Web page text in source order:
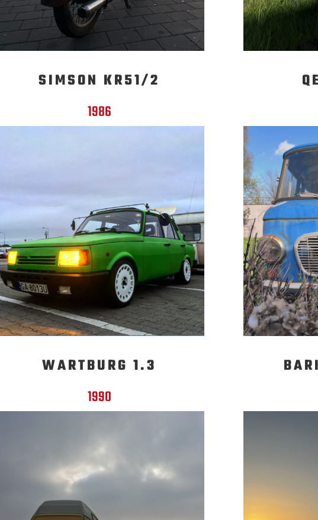
SIMSON KR51/2
1986
WARTBURG 1.3
1990